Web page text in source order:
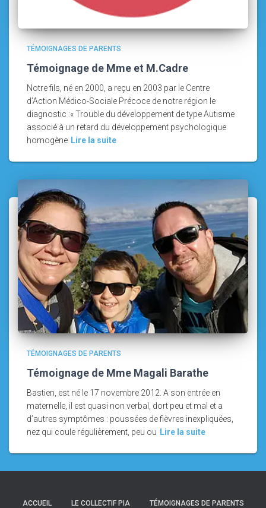
TÉMOIGNAGES DE PARENTS
Témoignage de Mme et M.Cadre
Notre fils, né en 2000, a reçu en 2003 par le Centre
d’Action Médico-Sociale Précoce de notre région le
diagnostic :« Trouble du développement de type Autisme
associé à un retard du développement psychologique
homogène Lire la suite
TÉMOIGNAGES DE PARENTS
Témoignage de Mme Magali Barathe
Bastien, est né le 17 novembre 2012. A son entrée en
maternelle, il est quasi non verbal, dort peu et mal et a
d’autres symptômes : poussées de fièvres inexpliquées,
nez qui coule régulièrement, peu ou Lire la suite
ACCUEIL LE COLLECTIF PIA TÉMOIGNAGES DE PARENTS